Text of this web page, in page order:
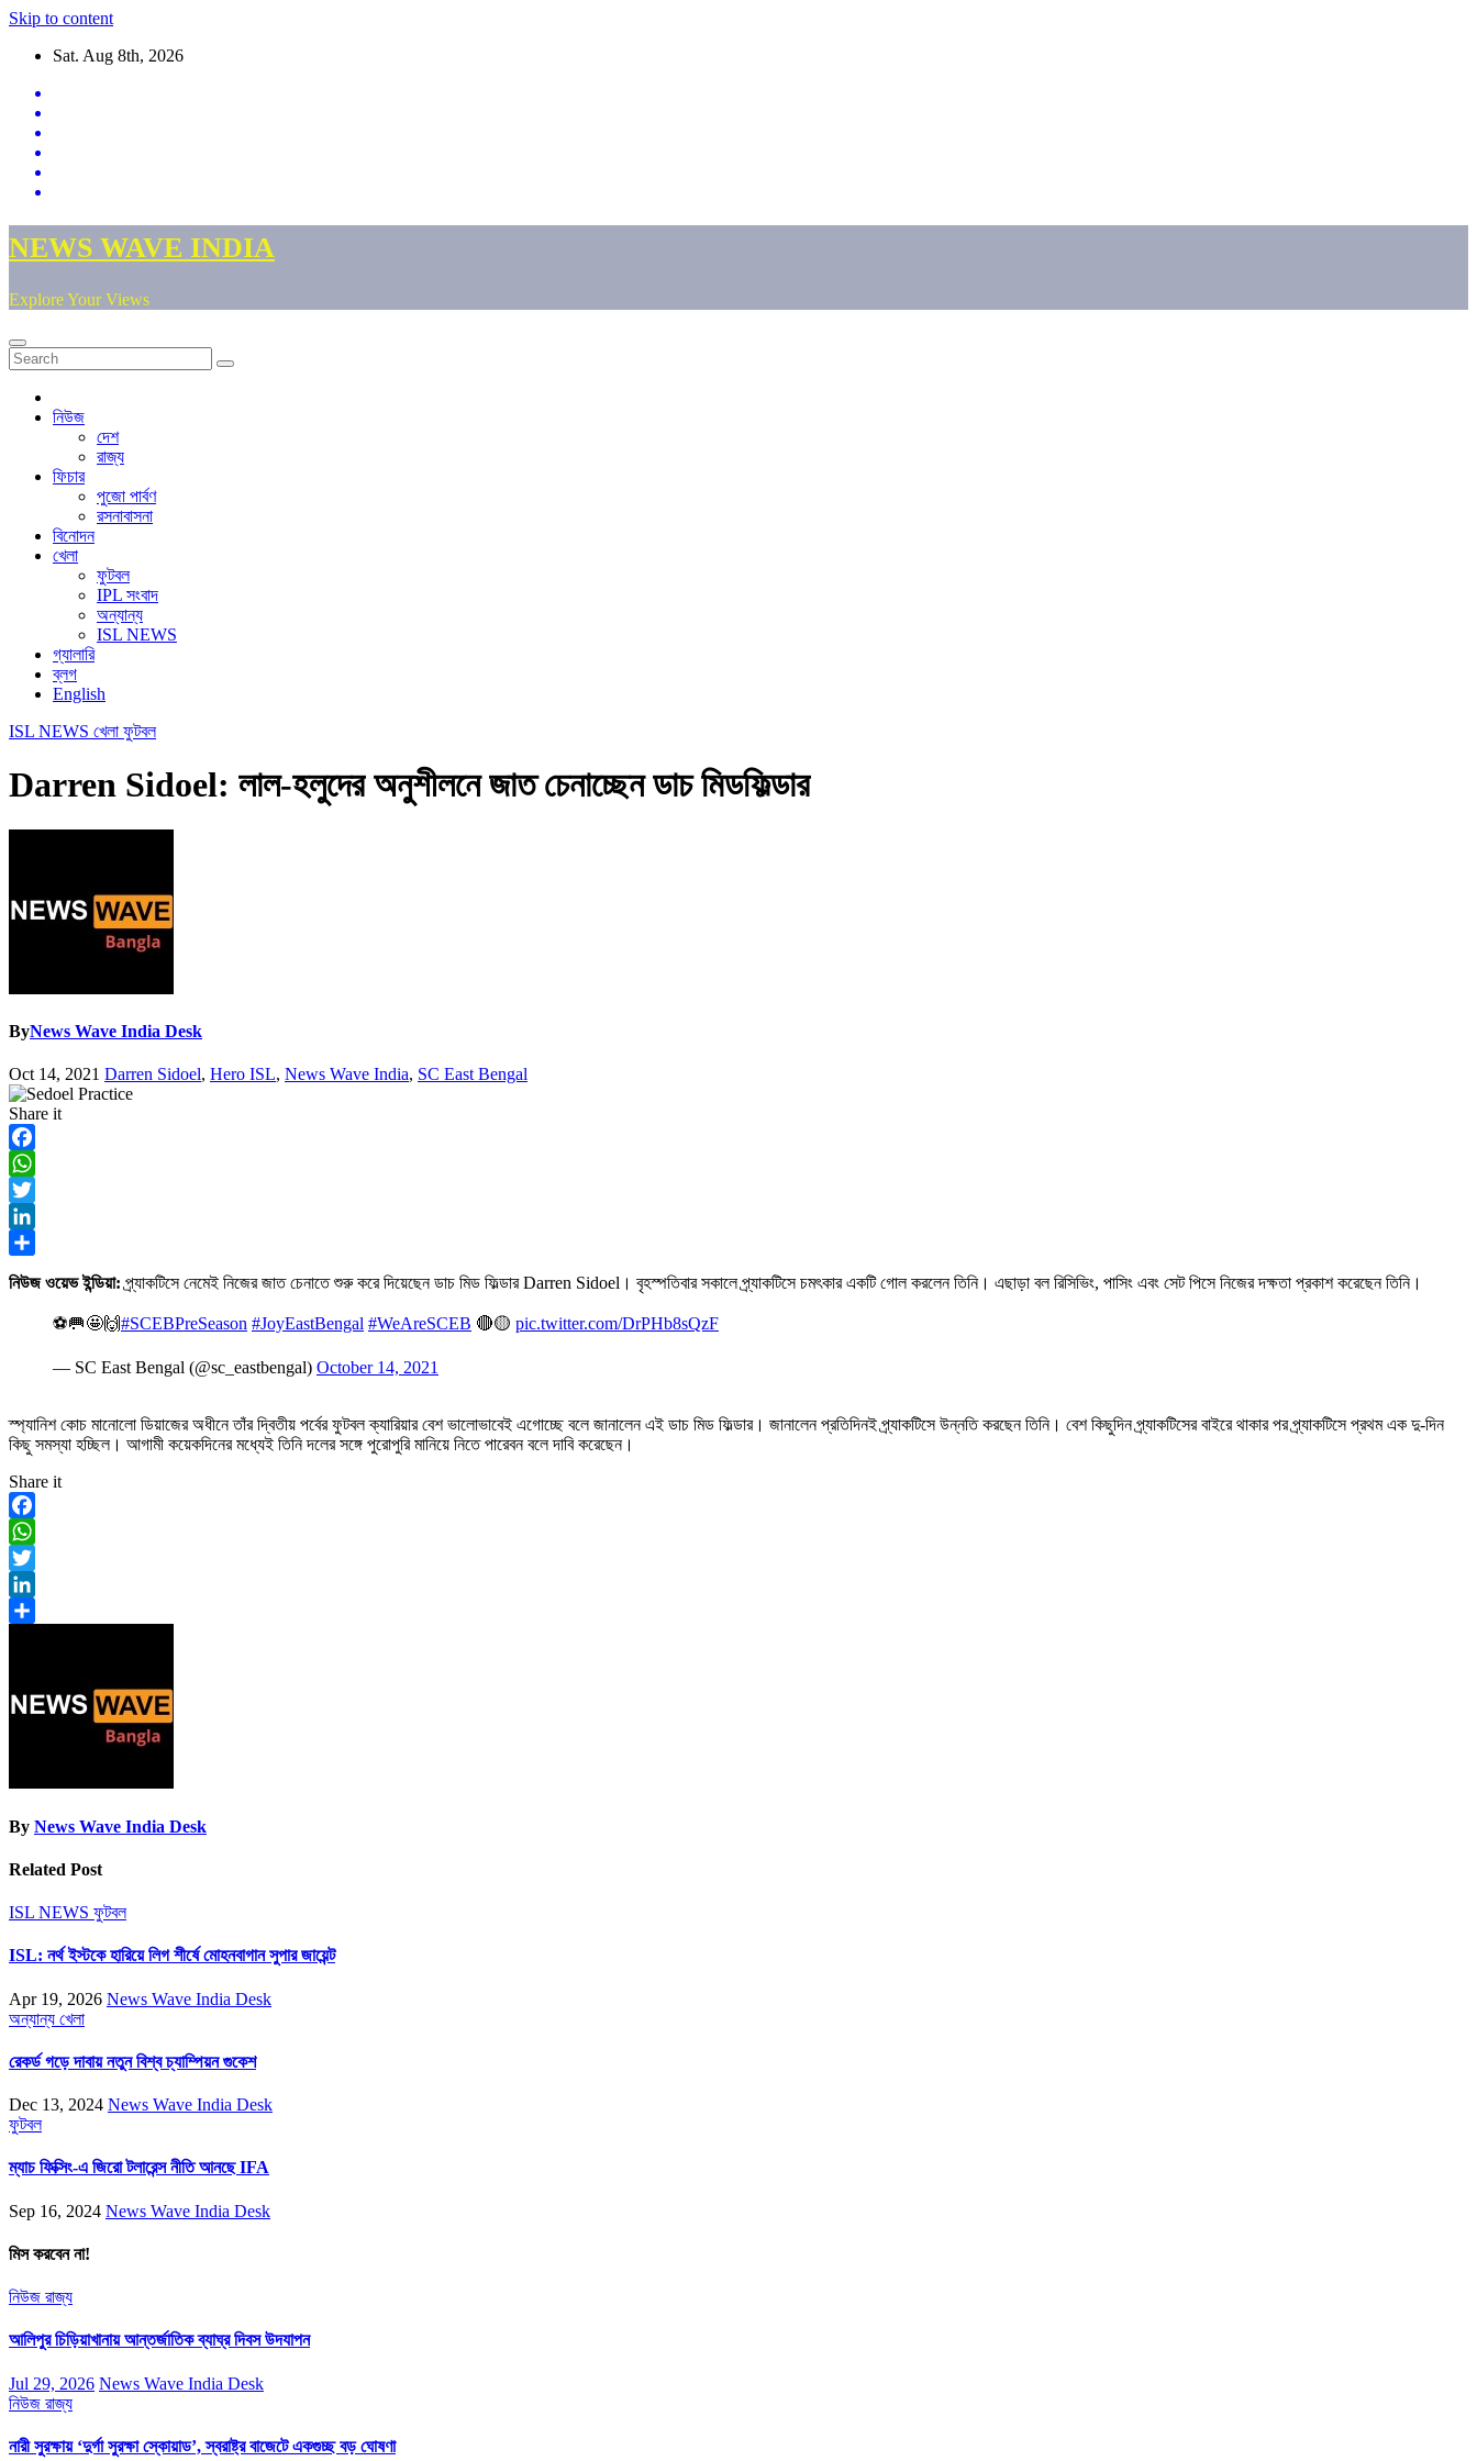
Skip to content
Sat. Aug 8th, 2026
NEWS WAVE INDIA
Explore Your Views
নিউজ
দেশ
রাজ্য
ফিচার
পুজো পার্বণ
রসনাবাসনা
বিনোদন
খেলা
ফুটবল
IPL সংবাদ
অন্যান্য
ISL NEWS
গ্যালারি
ব্লগ
English
ISL NEWS খেলা ফুটবল
Darren Sidoel: লাল-হলুদের অনুশীলনে জাত চেনাচ্ছেন ডাচ মিডফিল্ডার
ByNews Wave India Desk
Oct 14, 2021 Darren Sidoel, Hero ISL, News Wave India, SC East Bengal
Share it
Facebook
WhatsApp
Twitter
LinkedIn
নিউজ ওয়েভ ইন্ডিয়া:প্র্যাকটিসে নেমেই নিজের জাত চেনাতে শুরু করে দিয়েছেন ডাচ মিড ফিল্ডার Darren Sidoel। বৃহস্পতিবার সকালে প্র্যাকটিসে চমৎকার একটি গোল করলেন তিনি। এছাড়া বল রিসিভিং, পাসিং এবং সেট পিসে নিজের দক্ষতা প্রকাশ করেছেন তিনি।
⚽🥅🤩🙌#SCEBPreSeason #JoyEastBengal #WeAreSCEB 🔴🟡 pic.twitter.com/DrPHb8sQzF
— SC East Bengal (@sc_eastbengal) October 14, 2021
স্প্যানিশ কোচ মানোলো ডিয়াজের অধীনে তাঁর দ্বিতীয় পর্বের ফুটবল ক্যারিয়ার বেশ ভালোভাবেই এগোচ্ছে বলে জানালেন এই ডাচ মিড ফিল্ডার। জানালেন প্রতিদিনই প্র্যাকটিসে উন্নতি করছেন তিনি। বেশ কিছুদিন প্র্যাকটিসের বাইরে থাকার পর প্র্যাকটিসে প্রথম এক দু-দিন
কিছু সমস্যা হচ্ছিল। আগামী কয়েকদিনের মধ্যেই তিনি দলের সঙ্গে পুরোপুরি মানিয়ে নিতে পারেবন বলে দাবি করেছেন।
Share it
Facebook
WhatsApp
Twitter
LinkedIn
By News Wave India Desk
Related Post
ISL NEWS ফুটবল
ISL: নর্থ ইস্টকে হারিয়ে লিগ শীর্ষে মোহনবাগান সুপার জায়েন্ট
Apr 19, 2026 News Wave India Desk
অন্যান্য খেলা
রেকর্ড গড়ে দাবায় নতুন বিশ্ব চ্যাম্পিয়ন গুকেশ
Dec 13, 2024 News Wave India Desk
ফুটবল
ম্যাচ ফিক্সিং-এ জিরো টলারেন্স নীতি আনছে IFA
Sep 16, 2024 News Wave India Desk
মিস করবেন না!
নিউজ রাজ্য
আলিপুর চিড়িয়াখানায় আন্তর্জাতিক ব্যাঘ্র দিবস উদযাপন
Jul 29, 2026 News Wave India Desk
নিউজ রাজ্য
নারী সুরক্ষায় ‘দুর্গা সুরক্ষা স্কোয়াড’, স্বরাষ্ট্র বাজেটে একগুচ্ছ বড় ঘোষণা